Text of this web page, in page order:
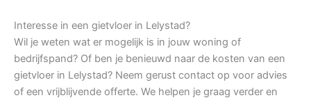
Interesse in een gietvloer in Lelystad?
Wil je weten wat er mogelijk is in jouw woning of
bedrijfspand? Of ben je benieuwd naar de kosten van een
gietvloer in Lelystad? Neem gerust contact op voor advies
of een vrijblijvende offerte. We helpen je graag verder en